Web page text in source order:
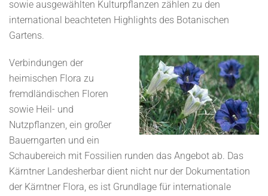
sowie ausgewählten Kulturpflanzen zählen zu den
international beachteten Highlights des Botanischen
Gartens.
Verbindungen der
heimischen Flora zu
fremdländischen Floren
sowie Heil- und
Nutzpflanzen, ein großer
Bauerngarten und ein
Schaubereich mit Fossilien runden das Angebot ab. Das
Kärntner Landesherbar dient nicht nur der Dokumentation
der Kärntner Flora, es ist Grundlage für internationale